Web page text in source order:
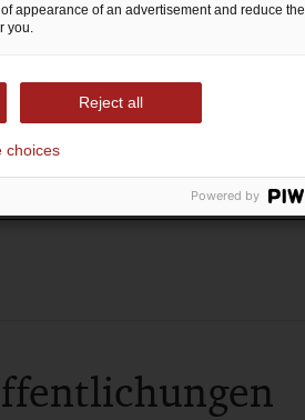
Strategy&?
appearance of an advertisement and reduce the
you.
Reject all
choices
Powered by